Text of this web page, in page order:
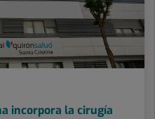
incorpora la cirugía